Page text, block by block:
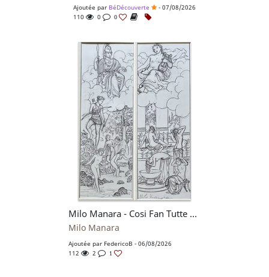
Ajoutée par BéDécouverte
- 07/08/2026
110
0 0
Milo Manara - Cosi Fan Tutte Catalogue cover
Milo Manara
Ajoutée par FedericoB - 06/08/2026
112
2 1